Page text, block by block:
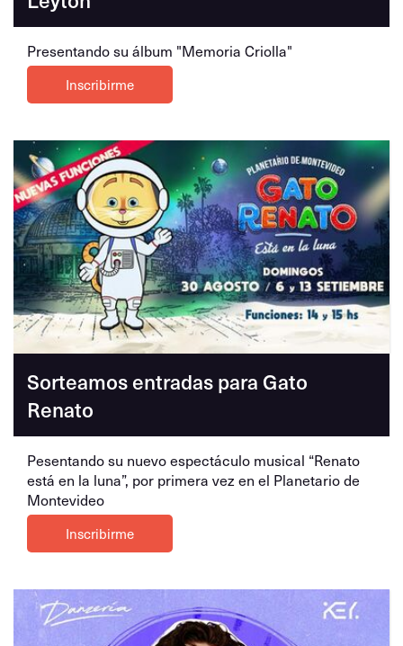
Presentando su álbum "Memoria Criolla"
Inscribirme
Sorteamos entradas para Gato
Renato
Pesentando su nuevo espectáculo musical “Renato
está en la luna”, por primera vez en el Planetario de
Montevideo
Inscribirme